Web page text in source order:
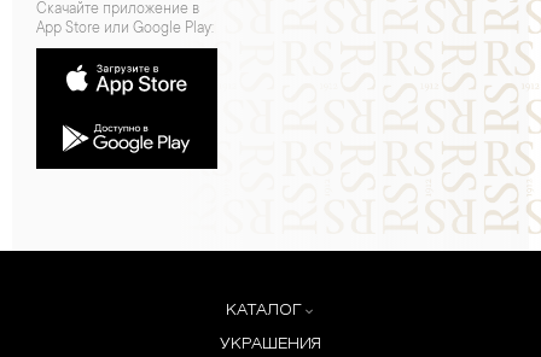
Скачайте приложение в
App Store или Google Play:
КАТАЛОГ
УКРАШЕНИЯ